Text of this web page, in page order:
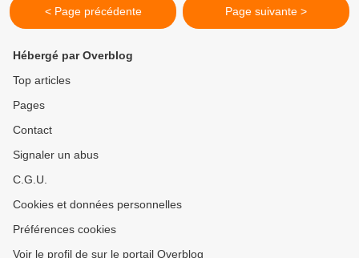
< Page précédente Page suivante >
Hébergé par Overblog
Top articles
Pages
Contact
Signaler un abus
C.G.U.
Cookies et données personnelles
Préférences cookies
Voir le profil de sur le portail Overblog